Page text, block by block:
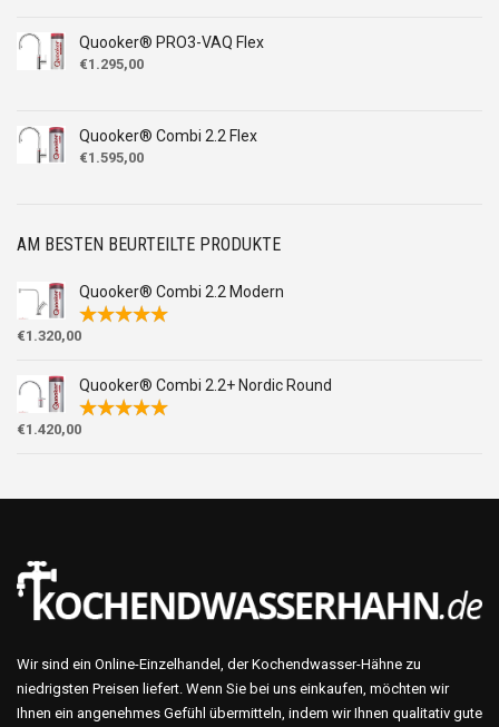
Quooker® PRO3-VAQ Flex
€1.295,00
Quooker® Combi 2.2 Flex
€1.595,00
AM BESTEN BEURTEILTE PRODUKTE
Quooker® Combi 2.2 Modern
€1.320,00
Quooker® Combi 2.2+ Nordic Round
€1.420,00
Wir sind ein Online-Einzelhandel, der Kochendwasser-Hähne zu
niedrigsten Preisen liefert. Wenn Sie bei uns einkaufen, möchten wir
Ihnen ein angenehmes Gefühl übermitteln, indem wir Ihnen qualitativ gute